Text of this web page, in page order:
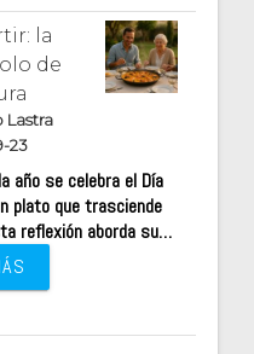
la
de
Lastra
23
año se celebra el Día
plato que trasciende
reflexión aborda su…